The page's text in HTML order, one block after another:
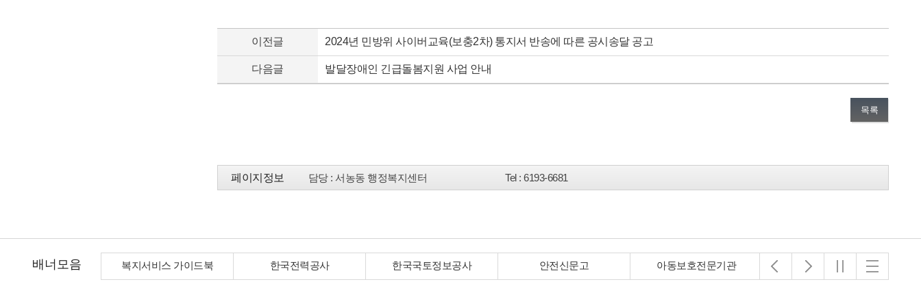
이전글 2024년 민방위 사이버교육(보충2차) 통지서 반송에 따른 공시송달 공고
다음글 발달장애인 긴급돌봄지원 사업 안내
목록
페이지정보 담당: 서농동 행정복지센터 Tel: 6193-6681
배너모음 복지서비스 가이드북 한국전력공사 한국국토정보공사 안전신문고 아동보호전문기관 초록우산 어린이재단